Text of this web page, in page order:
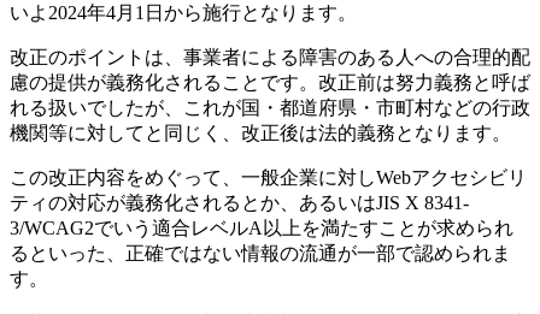
いよ2024年4月1日から施行となります。
改正のポイントは、事業者による障害のある人への合理的配
慮の提供が義務化されることです。改正前は努力義務と呼ば
れる扱いでしたが、これが国・都道府県・市町村などの行政
機関等に対してと同じく、改正後は法的義務となります。
この改正内容をめぐって、一般企業に対しWebアクセシビリ
ティの対応が義務化されるとか、あるいはJIS X 8341-
3/WCAG2でいう適合レベルA以上を満たすことが求められ
るといった、正確ではない情報の流通が一部で認められま
す。